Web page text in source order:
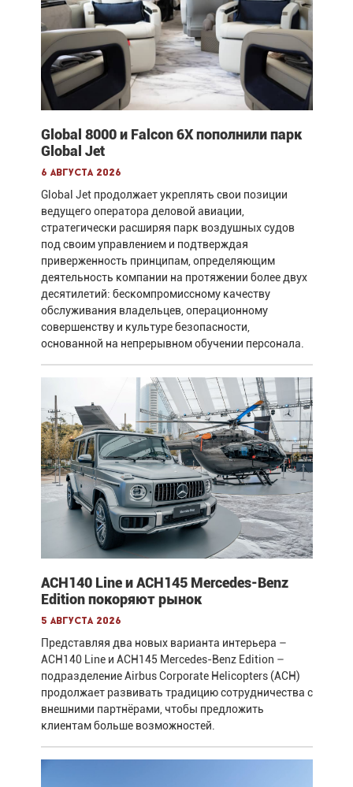
Global 8000 и Falcon 6X пополнили парк
Global Jet
6 августа 2026
Global Jet продолжает укреплять свои позиции
ведущего оператора деловой авиации,
стратегически расширяя парк воздушных судов
под своим управлением и подтверждая
приверженность принципам, определяющим
деятельность компании на протяжении более двух
десятилетий: бескомпромиссному качеству
обслуживания владельцев, операционному
совершенству и культуре безопасности,
основанной на непрерывном обучении персонала.
ACH140 Line и ACH145 Mercedes-Benz
Edition покоряют рынок
5 августа 2026
Представляя два новых варианта интерьера –
ACH140 Line и ACH145 Mercedes-Benz Edition –
подразделение Airbus Corporate Helicopters (ACH)
продолжает развивать традицию сотрудничества с
внешними партнёрами, чтобы предложить
клиентам больше возможностей.